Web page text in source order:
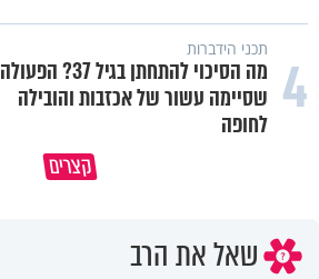
4 תכני הידברות
מה הסיכוי להתחתן בגיל 37? הפעולה
שסיימה עשור של אכזבות והובילה
לחופה
קצרים
שאל את הרב